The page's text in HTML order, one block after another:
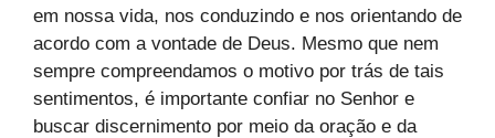
em nossa vida, nos conduzindo e nos orientando de
acordo com a vontade de Deus. Mesmo que nem
sempre compreendamos o motivo por trás de tais
sentimentos, é importante confiar no Senhor e
buscar discernimento por meio da oração e da